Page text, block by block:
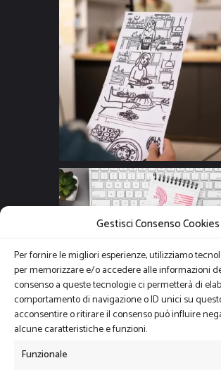
Gestisci Consenso Cookies
Per fornire le migliori esperienze, utilizziamo
per memorizzare e/o accedere alle informazioni
consenso a queste tecnologie ci permetterà di
comportamento di navigazione o ID unici su
acconsentire o ritirare il consenso può influire
alcune caratteristiche e funzioni.
Funzionale